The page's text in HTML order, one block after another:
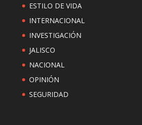
ESTILO DE VIDA
INTERNACIONAL
INVESTIGACIÓN
JALISCO
NACIONAL
OPINIÓN
SEGURIDAD